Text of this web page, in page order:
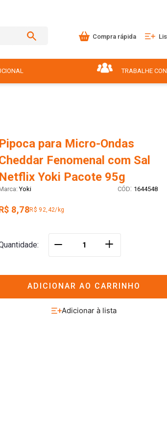
Compra rápida
TRABALHE
Pipoca para Micro-Ondas
Fenomenal com Sal
Netflix Yoki Pacote 95g
Yoki : 1644548
8,78R$ 92,42/kg
＋
ADICIONAR AO CARRINHO